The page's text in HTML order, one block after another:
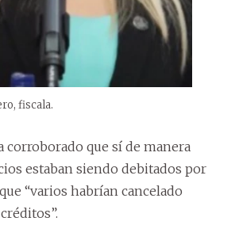
fiscala.
corroborado que sí de manera
estaban siendo debitados por
“varios habrían cancelado